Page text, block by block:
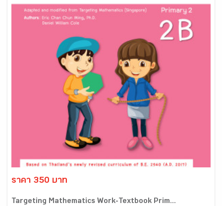
ราคา 350 บาท
Targeting Mathematics Work-Textbook Prim...